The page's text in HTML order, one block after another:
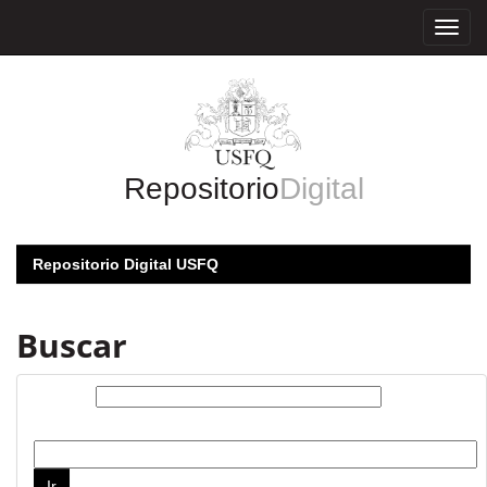
RepositorioDigital
Repositorio Digital USFQ
Buscar